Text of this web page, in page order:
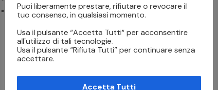
diminuisce gli sprechi di produzione
Inoltre, l’assenza di tempi di asciugatura riduce l’utilizzo
di sistemi ausiliari ad alto consumo.
Nel contesto della stampa digitale moderna,
sempre più strategici.
Puoi liberamente prestare, rifiutare o revocare il
tuo consenso, in qualsiasi momento.
Usa il pulsante “Accetta Tutti” per acconsentire
all'utilizzo di tali tecnologie.
Usa il pulsante “Rifiuta Tutti” per continuare senza
accettare.
Accetta Tutti